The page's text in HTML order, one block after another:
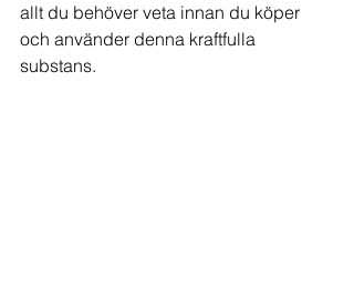
allt du behöver veta innan du köper
och använder denna kraftfulla
substans.